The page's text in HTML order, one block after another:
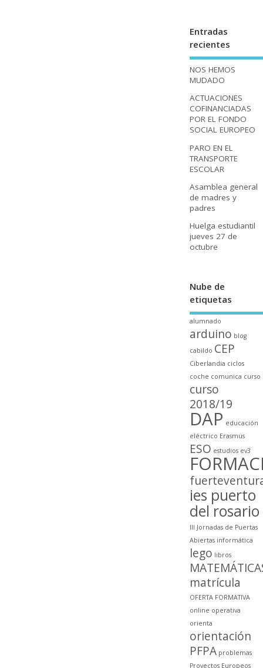
Entradas
recientes
NOS HEMOS
MUDADO
ACTUACIONES
COFINANCIADAS
POR EL FONDO
SOCIAL EUROPEO
PARO EN EL
TRANSPORTE
ESCOLAR
Asamblea general
de madres y
padres
Huelga estudiantil
jueves 27 de
octubre
Nube de
etiquetas
alumnado
arduino blog
cabildo CEP
Ciberlandia ciclos
coche comunica curso
curso
2018/19
DAP educación
eléctrico Erasmus
ESO estudios ev3
ies puerto
del rosario
III Jornadas de Puertas
Abiertas informática
lego libros
matrícula
OFERTA FORMATIVA
online operativa
orienta
orientación
PFPA problemas
Proyectos Europeos